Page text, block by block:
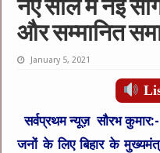
नए साल में नई
और सम्मानित
January 5, 2021
सर्वप्रथम न्यूज़ सौरभ
जनों के लिए बिहार के